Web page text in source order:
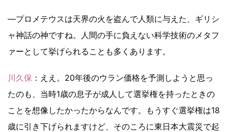
―プロメテウスは天界の火を盗んで人類に与えた、ギリシ
ャ神話の神ですね。人間の手に負えない科学技術のメタフ
ァーとして挙げられることも多くあります。
川久保 ：ええ。20年後のウラン価格を予測しようと思っ
たのも、当時1歳の息子が成人して選挙権を持ったときの
ことを想像したかったからなんです。もうすぐ選挙権は18
歳に引き下げられますけど、そのころに東日本大震災で起